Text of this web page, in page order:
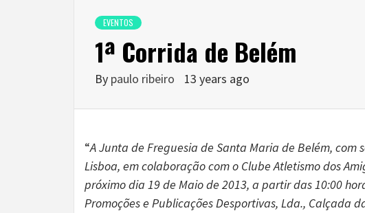
EVENTOS
1ª Corrida de Belém
By paulo ribeiro 13 years ago
“A Junta de Freguesia de Santa Maria de Belém, com
Lisboa, em colaboração com o Clube Atletismo dos
próximo dia 19 de Maio de 2013, a partir das 10:00
Promoções e Publicações Desportivas, Lda., Calçada